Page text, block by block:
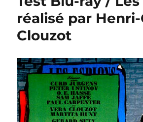
réalisé par
Clouzot